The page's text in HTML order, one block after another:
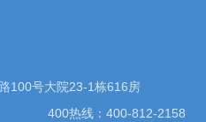
100号大院23-1栋616房
400热线：400-812-2158